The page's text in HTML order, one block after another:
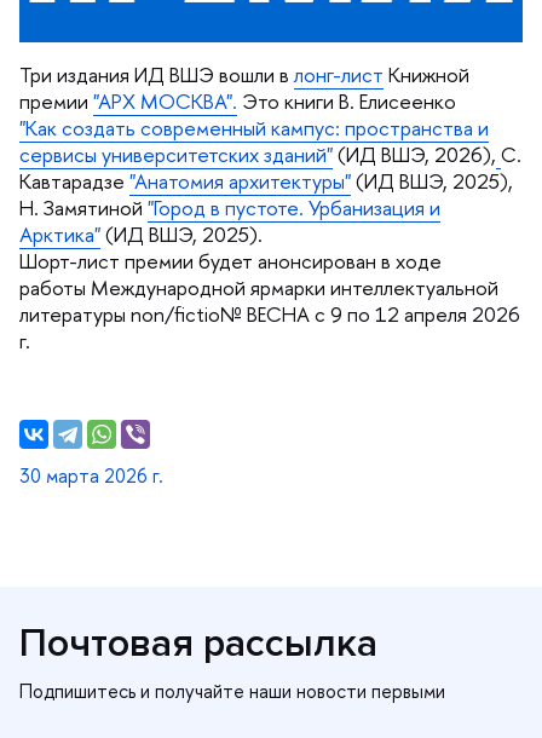
Три издания ИД ВШЭ вошли лонг-лист Книжной
премии "АРХ МОСКВА". Это книги В. Елисеенко
"Как создать современный кампус: пространства и
сервисы университетских зданий"(ИД ВШЭ, 2026), С.
Кавтарадзе "Анатомия архитектуры"(ИД ВШЭ, 2025),
Н. Замятиной "Город в пустоте. Урбанизация и
Арктика"(ИД ВШЭ, 2025).
Шорт-лист премии будет анонсирован в ходе
работы Международной ярмарки интеллектуальной
литературы non/fictio№ ВЕСНА с 9 по 12 апреля 2026
.
30 марта 2026 г.
Почтовая рассылка